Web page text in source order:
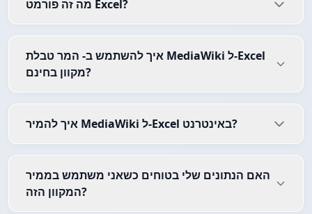
מה זה פורמט Excel?
איך להשתמש ב- המר טבלת MediaWiki ל-Excel
מקוון בחינם?
איך להמיר MediaWiki ל-Excel באינטרנט?
האם הנתונים שלי בטוחים כשאני משתמש בממיר
המקוון הזה?